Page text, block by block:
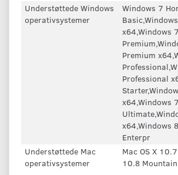
Understøttede Windows
operativsystemer
Windows 7
x64,Windows
Premium
Professional
x64,Windows 7
x64,Windows
Enterpr
Understøttede Mac
operativsystemer
Mac OS X
10.8